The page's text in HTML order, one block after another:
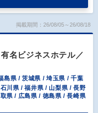
掲載期間：26/08/05～26/08/18
名ビジネスホテル／
島県 / 茨城県 / 埼玉県 / 千葉
川県 / 福井県 / 山梨県 / 長野
県 / 広島県 / 徳島県 / 長崎県